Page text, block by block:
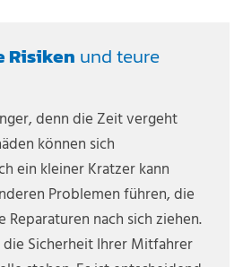
Risiken und teure
denn die Zeit vergeht
können sich
ein kleiner Kratzer kann
Problemen führen, die
nach sich ziehen.
Sicherheit Ihrer Mitfahrer